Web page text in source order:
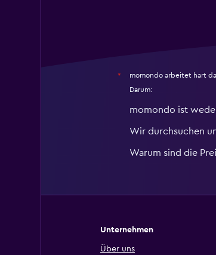
* momondo arbeitet hart
Darum:
momondo ist
Wir durchsuchen
Warum sind die
Unternehmen
Über uns